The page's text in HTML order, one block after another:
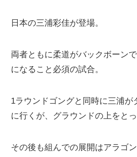
日本の三浦彩佳が登場。
両者ともに柔道がバックボーン
になること必須の試合。
1ラウンドゴングと同時に三浦が
に行くが、グラウンドの上をと
その後も組んでの展開はアラゴ